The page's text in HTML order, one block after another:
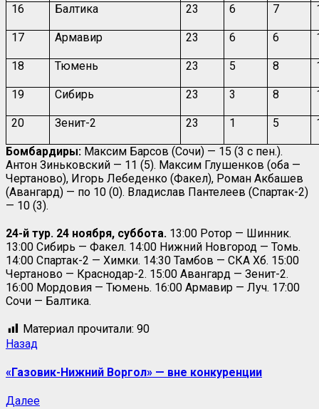
16 Балтика 23 6 7
17 Армавир 23 6 6
18 Тюмень 23 5 8
19 Сибирь 23 3 8
20 Зенит-2 23 1 5
Бомбардиры: Максим Барсов (Сочи) — 15 (3 с пен.).
Антон Зиньковский — 11 (5). Максим Глушенков (оба —
Чертаново), Игорь Лебеденко (Факел), Роман Акбашев
(Авангард) — по 10 (0). Владислав Пантелеев (Спартак-2)
— 10 (3).
24-й тур. 24 ноября, суббота. 13:00 Ротор — Шинник.
13:00 Сибирь — Факел. 14:00 Нижний Новгород — Томь.
14:00 Спартак-2 — Химки. 14:30 Тамбов — СКА Хб. 15:00
Чертаново — Краснодар-2. 15:00 Авангард — Зенит-2.
16:00 Мордовия — Тюмень. 16:00 Армавир — Луч. 17:00
Сочи — Балтика.
Материал прочитали: 90
Назад
«Газовик-Нижний Воргол» — вне конкуренции
Далее